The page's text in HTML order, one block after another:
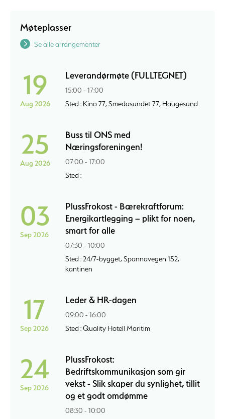
Møteplasser
Se alle arrangementer
19
Aug 2026
Leverandørmøte (FULLTEGNET)
15:00 - 17:00
Sted : Kino 77, Smedasundet 77, Haugesund
25
Aug 2026
Buss til ONS med
Næringsforeningen!
07:00 - 17:00
Sted :
03
Sep 2026
PlussFrokost - Bærekraftforum:
Energikartlegging – plikt for noen,
smart for alle
07:30 - 10:00
Sted : 24/7-bygget, Spannavegen 152,
kantinen
17
Sep 2026
Leder & HR-dagen
09:00 - 16:00
Sted : Quality Hotell Maritim
24
Sep 2026
PlussFrokost:
Bedriftskommunikasjon som gir
vekst - Slik skaper du synlighet, tillit
og et godt omdømme
08:30 - 10:00